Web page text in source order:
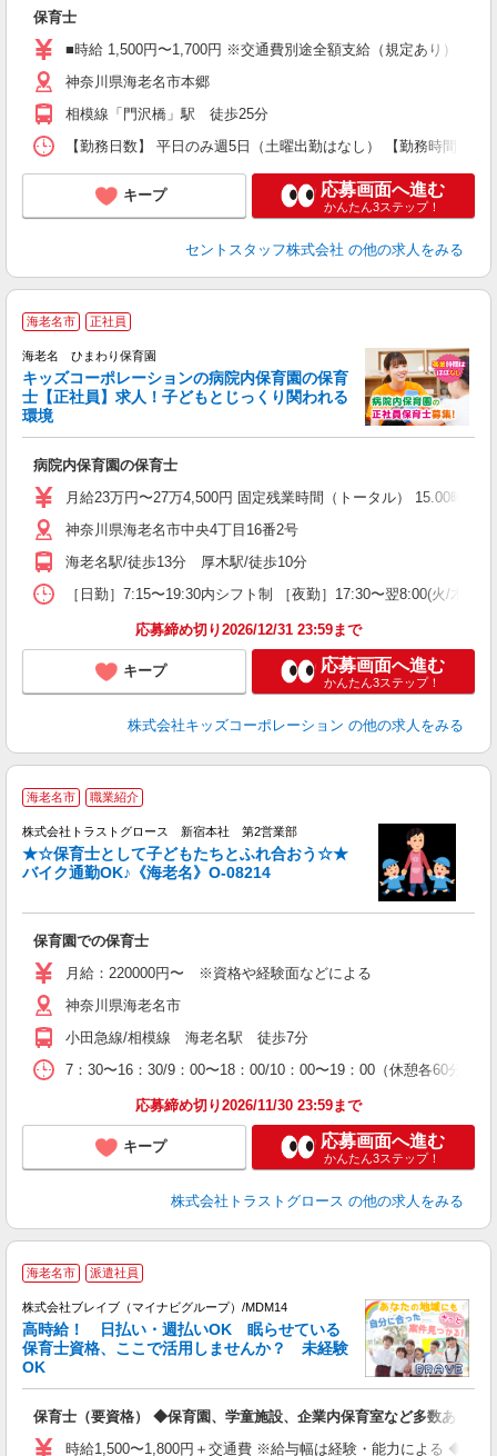
保育士
■時給 1,500円〜1,700円 ※交通費別途全額支給（規定あり） 【
神奈川県海老名市本郷
相模線「門沢橋」駅 徒歩25分
【勤務日数】 平日のみ週5日（土曜出勤はなし） 【勤務時間】
キープ 応募画面へ進む
かんたん3ステップ！
セントスタッフ株式会社 の他の求人をみる
海老名市 正社員
海老名 ひまわり保育園
キッズコーポレーションの病院内保育園の保育
士【正社員】求人！子どもとじっくり関われる
環境
病院内保育園の保育士
月給23万円〜27万4,500円 固定残業時間（トータル） 15.00時
神奈川県海老名市中央4丁目16番2号
海老名駅/徒歩13分 厚木駅/徒歩10分
［日勤］7:15〜19:30内シフト制 ［夜勤］17:30〜翌8:00(火/木/
応募締め切り2026/12/31 23:59まで
キープ 応募画面へ進む
かんたん3ステップ！
株式会社キッズコーポレーション の他の求人をみる
海老名市 職業紹介
株式会社トラストグロース 新宿本社 第2営業部
★☆保育士として子どもたちとふれ合おう☆★
バイク通勤OK♪《海老名》O-08214
保育園での保育士
月給：220000円〜 ※資格や経験面などによる
神奈川県海老名市
小田急線/相模線 海老名駅 徒歩7分
7：30〜16：30/9：00〜18：00/10：00〜19：00（休憩各60分）
応募締め切り2026/11/30 23:59まで
キープ 応募画面へ進む
かんたん3ステップ！
株式会社トラストグロース の他の求人をみる
海老名市 派遣社員
株式会社ブレイブ（マイナビグループ）/MDM14
高時給！ 日払い・週払いOK 眠らせている
保育士資格、ここで活用しませんか？ 未経験
OK
保育士（要資格） ◆保育園、学童施設、企業内保育室など多数あり
時給1,500〜1,800円＋交通費 ※給与幅は経験・能力による ◆支